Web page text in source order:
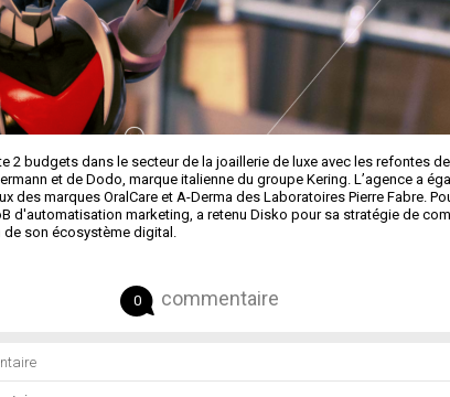
2 budgets dans le secteur de la joaillerie de luxe avec les refontes
et de Dodo, marque italienne du groupe Kering. L’agence a
des marques OralCare et A-Derma des Laboratoires Pierre Fabre.
d'automatisation marketing, a retenu Disko pour sa stratégie de
de son écosystème digital.
0 commentaire